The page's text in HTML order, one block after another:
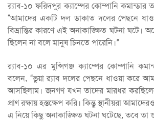
র‍্যাব-১০ ফরিদপুর ক্যাম্পের কোম্পানি কমান্ডার
“আমাদের একটি দল ডাকাত দলের পেছনে
বিভ্রান্তির কারণে এই অনাকাঙ্ক্ষিত ঘটনা ঘটে।
ছিলেন না বলে মানুষ চিনতে পারেনি।”
র‍্যাব-১০ এর মুন্সিগঞ্জ ক্যাম্পের কোম্পানি
বলেন, “ভুয়া র‍্যাব দলের পেছনে ধাওয়া করে
আসছিলাম। জনগণ যখন তাদের মারধর
প্রাণ রক্ষায় হস্তক্ষেপ করি। কিন্তু স্থানীয়রা
এ নিয়ে কিছু অনাকাঙ্ক্ষিত ঘটনা ঘটেছে, তবে